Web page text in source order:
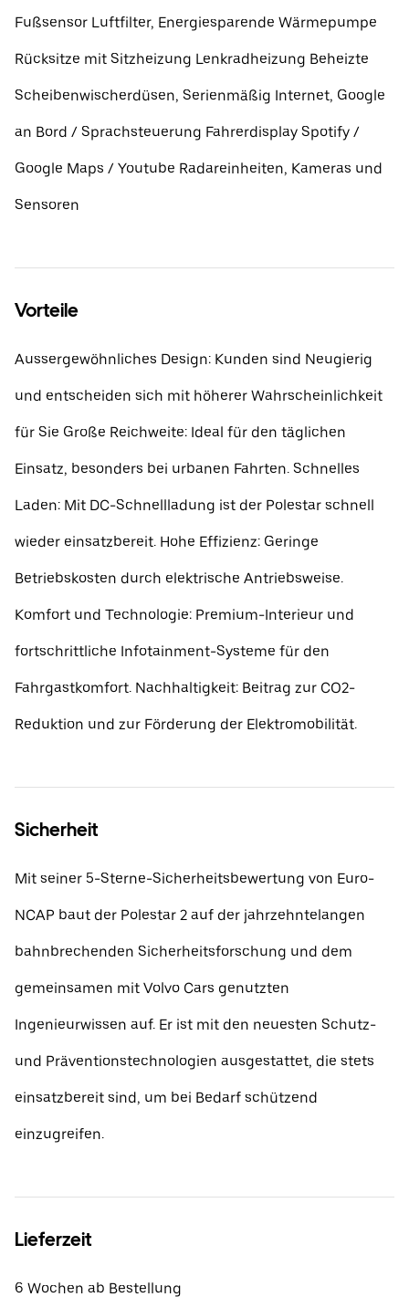
Fußsensor Luftfilter, Energiesparende Wärmepumpe
Rücksitze mit Sitzheizung Lenkradheizung Beheizte
Scheibenwischerdüsen, Serienmäßig Internet, Google
an Bord / Sprachsteuerung Fahrerdisplay Spotify /
Google Maps / Youtube Radareinheiten, Kameras und
Sensoren
Vorteile
Aussergewöhnliches Design: Kunden sind Neugierig
und entscheiden sich mit höherer Wahrscheinlichkeit
für Sie Große Reichweite: Ideal für den täglichen
Einsatz, besonders bei urbanen Fahrten. Schnelles
Laden: Mit DC-Schnellladung ist der Polestar schnell
wieder einsatzbereit. Hohe Effizienz: Geringe
Betriebskosten durch elektrische Antriebsweise.
Komfort und Technologie: Premium-Interieur und
fortschrittliche Infotainment-Systeme für den
Fahrgastkomfort. Nachhaltigkeit: Beitrag zur CO2-
Reduktion und zur Förderung der Elektromobilität.
Sicherheit
Mit seiner 5-Sterne-Sicherheitsbewertung von Euro-
NCAP baut der Polestar 2 auf der jahrzehntelangen
bahnbrechenden Sicherheitsforschung und dem
gemeinsamen mit Volvo Cars genutzten
Ingenieurwissen auf. Er ist mit den neuesten Schutz-
und Präventionstechnologien ausgestattet, die stets
einsatzbereit sind, um bei Bedarf schützend
einzugreifen.
Lieferzeit
6 Wochen ab Bestellung